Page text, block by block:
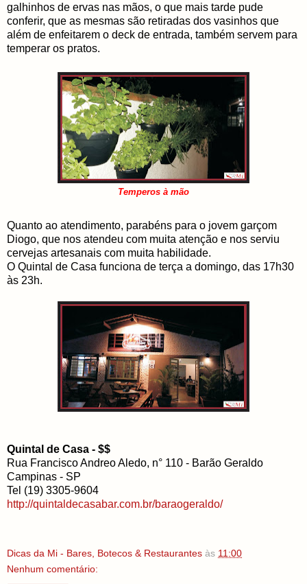
galhinhos de ervas nas mãos, o que mais tarde pude
conferir, que as mesmas são retiradas dos vasinhos que
além de enfeitarem o deck de entrada, também servem para
temperar os pratos.
Temperos à mão
Quanto ao atendimento, parabéns para o jovem garçom
Diogo, que nos atendeu com muita atenção e nos serviu
cervejas artesanais com muita habilidade.
O Quintal de Casa funciona de terça a domingo, das 17h30
às 23h.
Quintal de Casa - $$
Rua Francisco Andreo Aledo, n° 110 - Barão Geraldo
Campinas - SP
Tel (19) 3305-9604
http://quintaldecasabar.com.br/baraogeraldo/
Dicas da Mi - Bares, Botecos & Restaurantes às 11:00
Nenhum comentário: